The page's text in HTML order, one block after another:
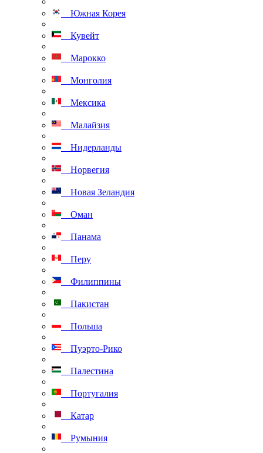
Южная Корея
Кувейт
Марокко
Монголия
Мексика
Малайзия
Нидерланды
Норвегия
Новая Зеландия
Оман
Панама
Перу
Филиппины
Пакистан
Польша
Пуэрто-Рико
Палестина
Португалия
Катар
Румыния